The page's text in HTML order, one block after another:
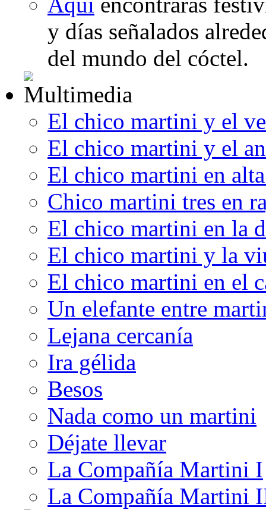
y días señalados
del mundo del cóctel.
El chico martini y el
El chico martini y el
El chico martini en
Chico martini tres en
El chico martini en la
El chico martini y la
El chico martini en el
Un elefante entre
Lejana cercanía
Ira gélida
Besos
Nada como un martini
Déjate llevar
La Compañía Martini I
La Compañía Martini